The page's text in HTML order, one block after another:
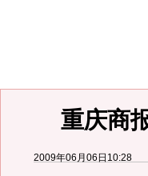
重庆商
2009年06月06日10:28